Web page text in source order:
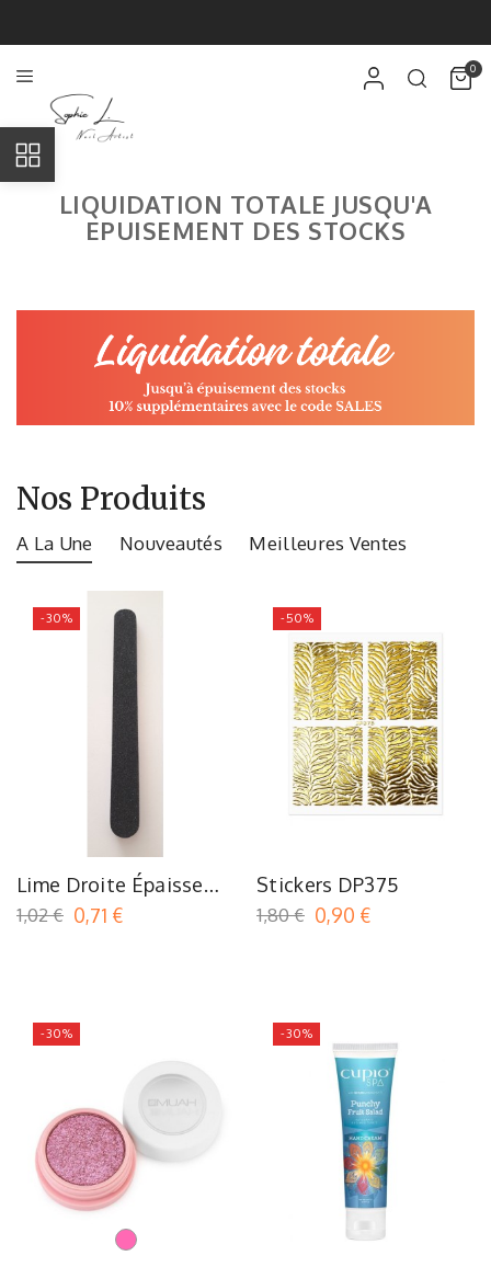
0
LIQUIDATION TOTALE JUSQU'A
EPUISEMENT DES STOCKS
Nos Produits
A La Une Nouveautés Meilleures Ventes
-30%
Lime Droite Épaisse
100/180
1,02 € 0,71 €
-50%
Stickers DP375
1,80 € 0,90 €
-30%
Rose
-30%